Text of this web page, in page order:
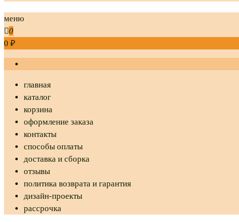
меню
0
0 ₽
главная
каталог
корзина
оформление заказа
контакты
способы оплаты
доставка и сборка
отзывы
политика возврата и гарантия
дизайн-проекты
рассрочка